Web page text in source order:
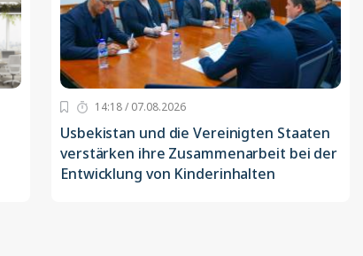
14:18 / 07.08.2026
Usbekistan und die Vereinigten Staaten
verstärken ihre Zusammenarbeit bei der
Entwicklung von Kinderinhalten